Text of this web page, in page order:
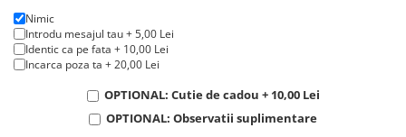
Pentru
Auto
Cadouri pentru parinti de Craciun
Dupa varsta
Nimic
Introdu mesajul tau + 5,00 Lei
Identic ca pe fata + 10,00 Lei
Incarca poza ta + 20,00 Lei
OPTIONAL: Cutie de cadou + 10,00 Lei
OPTIONAL: Observatii suplimentare